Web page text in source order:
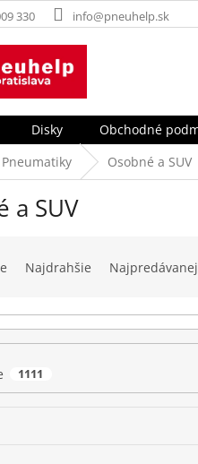
330 info@pneuhelp.sk
Disky Obchodné
Pneumatiky Osobné a SUV
a SUV
Najdrahšie
1111